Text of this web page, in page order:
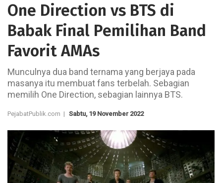
One Direction vs BTS di
Babak Final Pemilihan Band
Favorit AMAs
Munculnya dua band ternama yang berjaya pada
masanya itu membuat fans terbelah. Sebagian
memilih One Direction, sebagian lainnya BTS.
PejabatPublik.com | Sabtu, 19 November 2022